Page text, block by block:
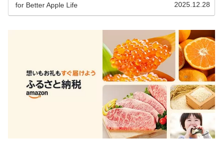
for Better Apple Life 2025.12.28